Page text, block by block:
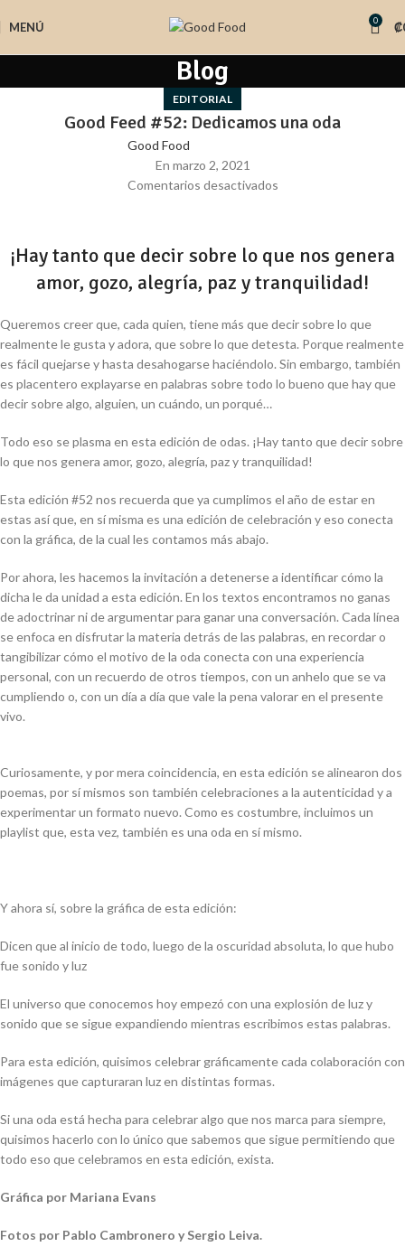
MENÚ 0 ₡
Blog
EDITORIAL
Good Feed #52: Dedicamos una oda
Good Food
En marzo 2, 2021
Comentarios desactivados
¡Hay tanto que decir sobre lo que nos genera
amor, gozo, alegría, paz y tranquilidad!
Queremos creer que, cada quien, tiene más que decir sobre lo que
realmente le gusta y adora, que sobre lo que detesta. Porque realmente
es fácil quejarse y hasta desahogarse haciéndolo. Sin embargo, también
es placentero explayarse en palabras sobre todo lo bueno que hay que
decir sobre algo, alguien, un cuándo, un porqué…
Todo eso se plasma en esta edición de odas. ¡Hay tanto que decir sobre
lo que nos genera amor, gozo, alegría, paz y tranquilidad!
Esta edición #52 nos recuerda que ya cumplimos el año de estar en
estas así que, en sí misma es una edición de celebración y eso conecta
con la gráfica, de la cual les contamos más abajo.
Por ahora, les hacemos la invitación a detenerse a identificar cómo la
dicha le da unidad a esta edición. En los textos encontramos no ganas
de adoctrinar ni de argumentar para ganar una conversación. Cada línea
se enfoca en disfrutar la materia detrás de las palabras, en recordar o
tangibilizar cómo el motivo de la oda conecta con una experiencia
personal, con un recuerdo de otros tiempos, con un anhelo que se va
cumpliendo o, con un día a día que vale la pena valorar en el presente
vivo.
Curiosamente, y por mera coincidencia, en esta edición se alinearon dos
poemas, por sí mismos son también celebraciones a la autenticidad y a
experimentar un formato nuevo. Como es costumbre, incluimos un
playlist que, esta vez, también es una oda en sí mismo.
Y ahora sí, sobre la gráfica de esta edición:
Dicen que al inicio de todo, luego de la oscuridad absoluta, lo que hubo
fue sonido y luz
El universo que conocemos hoy empezó con una explosión de luz y
sonido que se sigue expandiendo mientras escribimos estas palabras.
Para esta edición, quisimos celebrar gráficamente cada colaboración con
imágenes que capturaran luz en distintas formas.
Si una oda está hecha para celebrar algo que nos marca para siempre,
quisimos hacerlo con lo único que sabemos que sigue permitiendo que
todo eso que celebramos en esta edición, exista.
Gráfica por Mariana Evans
Fotos por Pablo Cambronero y Sergio Leiva.